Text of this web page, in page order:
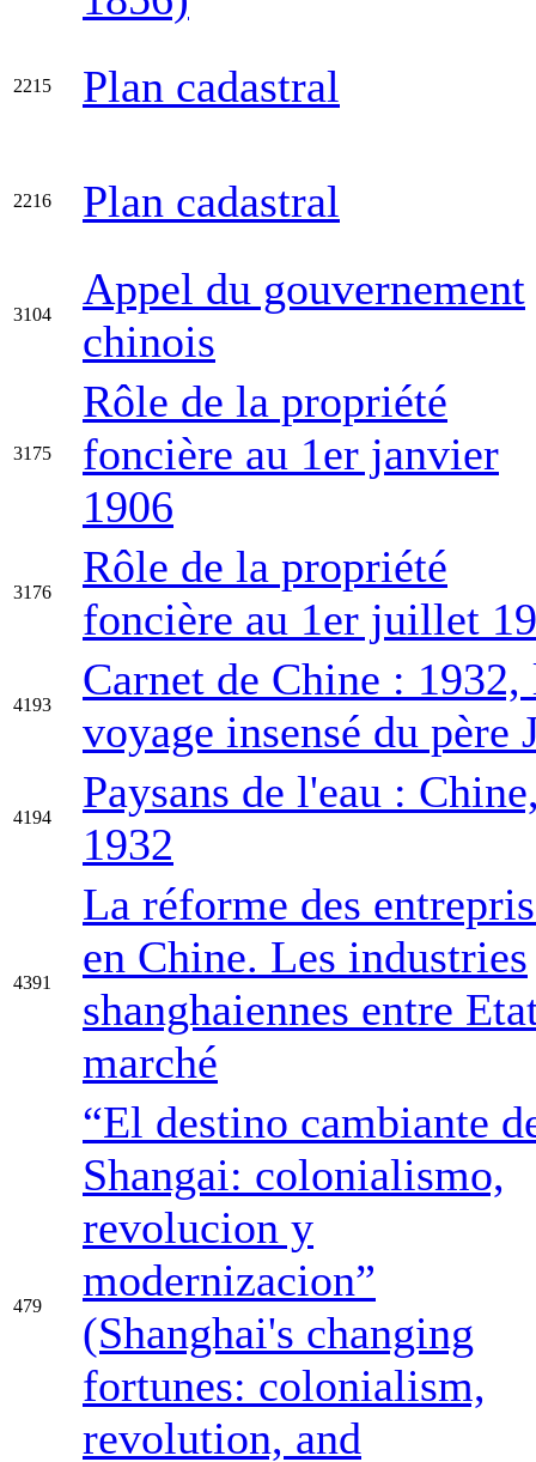
2215 Plan cadastral
2216 Plan cadastral
3104
Appel du gouvernement
chinois
3175
Rôle de la propriété
foncière au 1er janvier
1906
3176
Rôle de la propriété
foncière au 1er juillet
4193
Carnet de Chine : 1932,
voyage insensé du père
4194
Paysans de l'eau :
1932
4391
La réforme des
en Chine. Les industries
shanghaiennes entre
marché
479
“El destino cambiante
Shangai: colonialismo,
revolucion y
modernizacion”
(Shanghai's changing
fortunes: colonialism,
revolution, and